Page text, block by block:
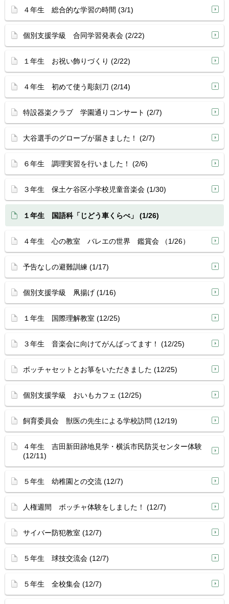
４年生 総合的な学習の時間 (3/1)
個別支援学級 合同学習発表会 (2/22)
１年生 お祝い飾りづくり (2/22)
４年生 初めて使う彫刻刀 (2/14)
特設器楽クラブ 学園通りコンサート (2/7)
大谷選手のグローブが届きました！ (2/7)
６年生 調理実習を行いました！ (2/6)
３年生 保土ケ谷区小学校児童音楽会 (1/30)
１年生 国語科「じどう車くらべ」 (1/26)
４年生 心の教室 バレエの世界 鑑賞会 （1/26）
予告なしの避難訓練 (1/17)
個別支援学級 凧揚げ (1/16)
１年生 国際理解教室 (12/25)
３年生 音楽会に向けてがんばってます！ (12/25)
ボッチャセットとお箏をいただきました (12/25)
個別支援学級 おいもカフェ (12/25)
飼育委員会 獣医の先生による学校訪問 (12/19)
４年生 吉田新田跡地見学・横浜市民防災センター体験
(12/11)
５年生 幼稚園との交流 (12/7)
人権週間 ボッチャ体験をしました！ (12/7)
サイバー防犯教室 (12/7)
５年生 球技交流会 (12/7)
５年生 全校集会 (12/7)